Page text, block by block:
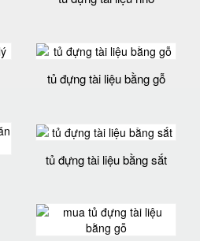
tủ đựng tài liệu bằng gỗ
tủ đựng tài liệu bằng sắt